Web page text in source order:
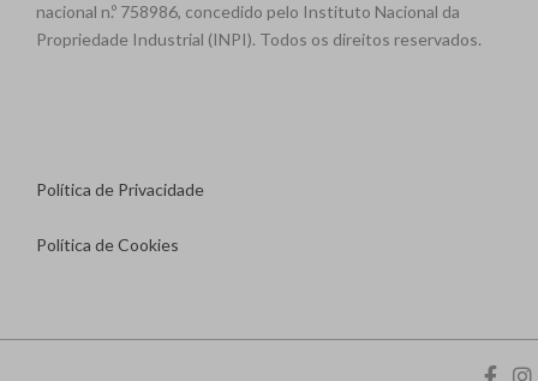
nacional n.º 758986, concedido pelo Instituto Nacional da
Propriedade Industrial (INPI). Todos os direitos reservados.
Política de Privacidade
Política de Cookies